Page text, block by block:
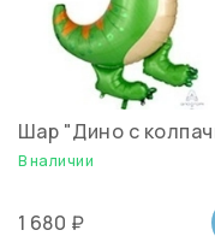
Шар "Дино с
В наличии
1 680 ₽